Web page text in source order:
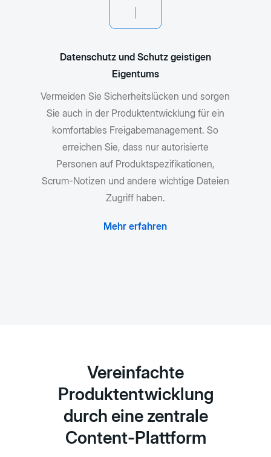
Datenschutz und Schutz geistigen
Eigentums
Vermeiden Sie Sicherheitslücken und sorgen
Sie auch in der Produktentwicklung für ein
komfortables Freigabemanagement. So
erreichen Sie, dass nur autorisierte
Personen auf Produktspezifikationen,
Scrum-Notizen und andere wichtige Dateien
Zugriff haben.
Mehr erfahren
Vereinfachte
Produktentwicklung
durch eine zentrale
Content-Plattform